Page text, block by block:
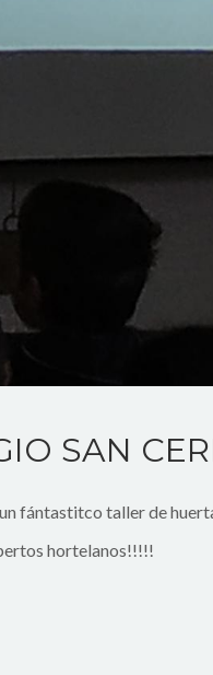
SAN
un fántastitco taller de
hortelanos!!!!!